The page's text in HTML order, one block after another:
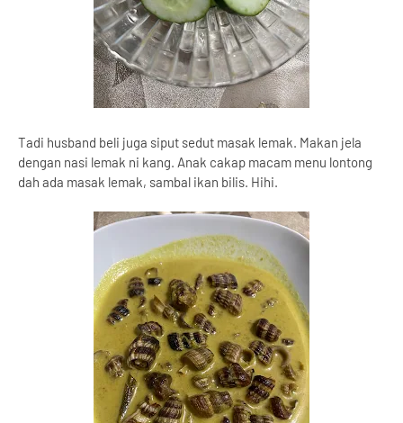
Tadi husband beli juga siput sedut masak lemak. Makan jela
dengan nasi lemak ni kang. Anak cakap macam menu lontong
dah ada masak lemak, sambal ikan bilis. Hihi.